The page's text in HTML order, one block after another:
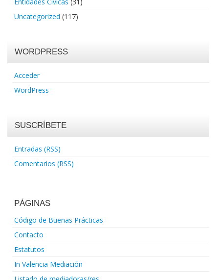
Uncategorized (117)
WORDPRESS
Acceder
WordPress
SUSCRÍBETE
Entradas (RSS)
Comentarios (RSS)
PÁGINAS
Código de Buenas Prácticas
Contacto
Estatutos
In Valencia Mediación